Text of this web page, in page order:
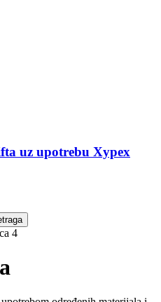
uz upotrebu Xypex
4